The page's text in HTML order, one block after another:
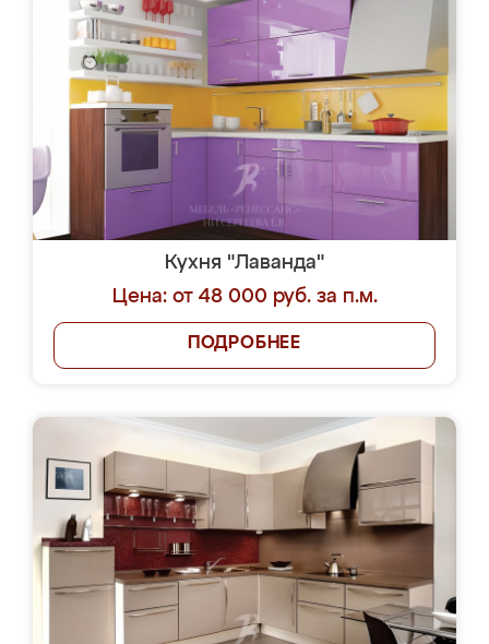
Кухня "Лаванда"
Цена: от 48 000 руб. за п.м.
ПОДРОБНЕЕ